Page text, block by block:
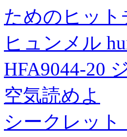
ためのヒッ
ヒュンメル
HFA9044-20
空気読めよ
シークレッ